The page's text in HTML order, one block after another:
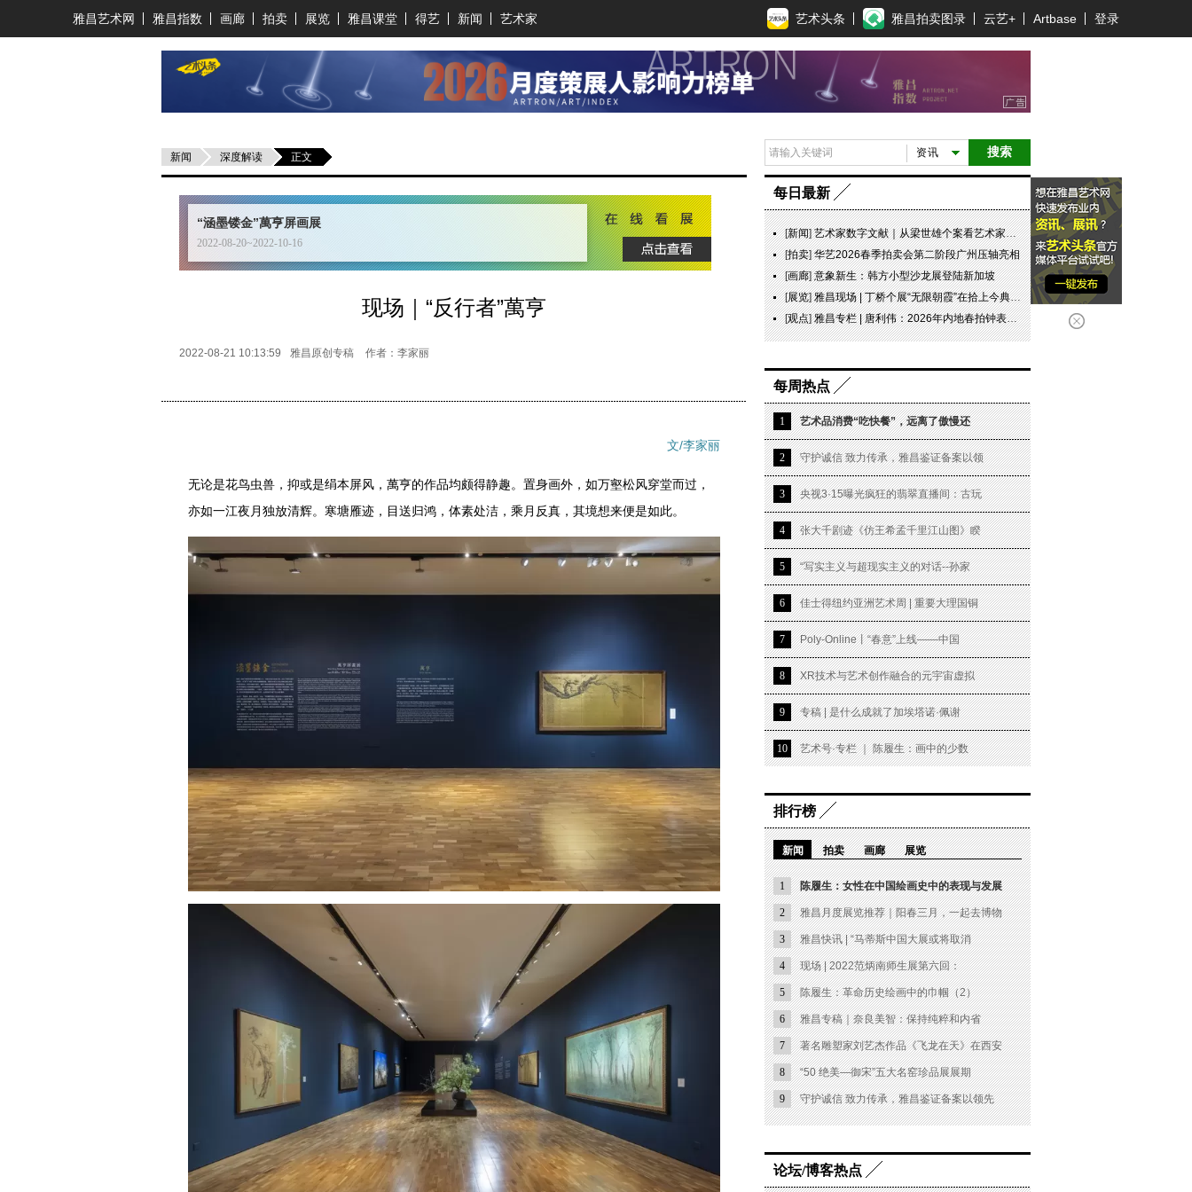
雅昌艺术网 雅昌指数 画廊 拍卖 展览 雅昌课堂 得艺 新闻 艺术家 艺术头条 雅昌拍卖图录 云艺+ Artbase 登录
新闻 深度解读 正文
“涵墨镂金”萬亨屏画展
2022-08-20~2022-10-16
现场｜“反行者”萬亨
2022-08-21 10:13:59 雅昌原创专稿 作者：李家丽
文/李家丽
无论是花鸟虫兽，抑或是绢本屏风，萬亨的作品均颇得静趣。置身画外，如万壑松风穿堂而过，
亦如一江夜月独放清辉。寒塘雁迹，目送归鸿，体素处洁，乘月反真，其境想来便是如此。
搜索
资讯
每日最新
[新闻]艺术家数字文献｜从梁世雄个案看艺术家艺术数字文献的重要性和紧迫性
[拍卖]华艺2026春季拍卖会第二阶段广州压轴亮相
[画廊]意象新生：韩方小型沙龙展登陆新加坡
[展览]雅昌现场 | 丁桥个展“无限朝霞”在拾上今典艺术中心开幕
[观点]雅昌专栏 | 唐利伟：2026年内地春拍钟表市场观察 赛道重构、圈层分化与收藏逻辑迭代
每周热点
1 艺术品消费“吃快餐”，远离了傲慢还
2 守护诚信 致力传承，雅昌鉴证备案以领
3 央视3·15曝光疯狂的翡翠直播间：古玩
4 张大千剧迹《仿王希孟千里江山图》睽
5 “写实主义与超现实主义的对话--孙家
6 佳士得纽约亚洲艺术周 | 重要大理国铜
7 Poly-Online丨“春意”上线——中国
8 XR技术与艺术创作融合的元宇宙虚拟
9 专稿 | 是什么成就了加埃塔诺·佩谢
10 艺术号·专栏 ｜ 陈履生：画中的少数
排行榜
新闻 拍卖 画廊 展览
1 陈履生：女性在中国绘画史中的表现与发展
2 雅昌月度展览推荐｜阳春三月，一起去博物
3 雅昌快讯 | “马蒂斯中国大展或将取消
4 现场 | 2022范炳南师生展第六回：
5 陈履生：革命历史绘画中的巾帼（2）
6 雅昌专稿｜奈良美智：保持纯粹和内省
7 著名雕塑家刘艺杰作品《飞龙在天》在西安
8 “50 绝美—御宋”五大名窑珍品展展期
9 守护诚信 致力传承，雅昌鉴证备案以领先
论坛/博客热点